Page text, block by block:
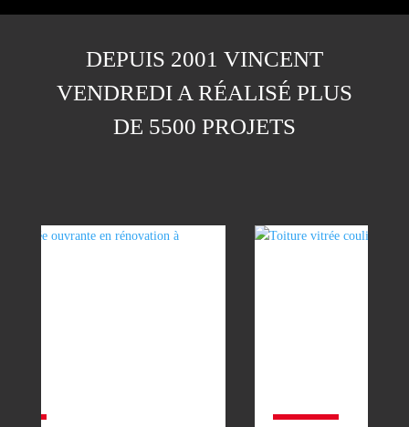
DEPUIS 2001 VINCENT
VENDREDI A RÉALISÉ PLUS
DE 5500 PROJETS